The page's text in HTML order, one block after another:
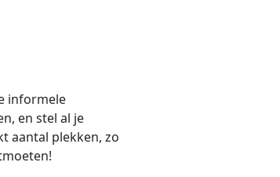
informele
en stel al je
aantal plekken, zo